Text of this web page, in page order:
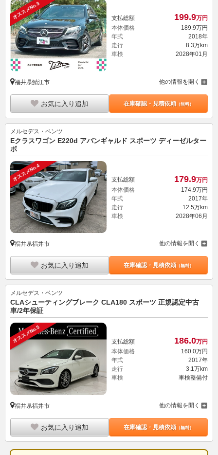
オススメNo.3 支払総額 199.9万円
本体価格
189.9万円
年式
2018年
走行
8.3万km
車検
2028年01月
福井県鯖江市 他の情報を開く
お気に入り追加 在庫確認・見積依頼（無料）
メルセデス・ベンツ
Eクラスワゴン E220d アバンギャルド スポーツ ディーゼルター
ボ
オススメNo.4 支払総額 179.9万円
本体価格
174. 9万円
年式
2017年
走行
12.5万km
車検
2028年06月
福井県福井市 他の情報を開く
お気に入り追加 在庫確認・見積依頼（無料）
メルセデス・ベンツ
CLAシューティングブレーク CLA180 スポーツ 正規認定中古
車/2年保証
オススメNo.5 支払総額 186.0万円
本体価格
160.0万円
年式
2017年
走行
3.1万km
車検
車検整備付
福井県福井市 他の情報を開く
お気に入り追加 在庫確認・見積依頼（無料）